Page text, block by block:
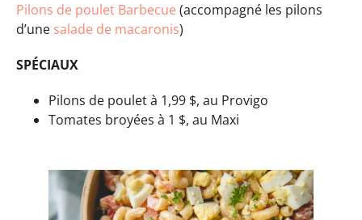
Pilons de poulet Barbecue (accompagné les pilons
d’une salade de macaronis)
SPÉCIAUX
Pilons de poulet à 1,99 $, au Provigo
Tomates broyées à 1 $, au Maxi